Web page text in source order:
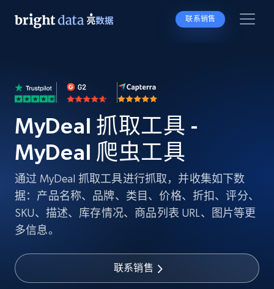
联系销售
MyDeal 抓取工具 -
MyDeal 爬虫工具
通过 MyDeal 抓取工具进行抓取，并收集如下数
据：产品名称、品牌、类目、价格、折扣、评分、
SKU、描述、库存情况、商品列表 URL、图片等更
多信息。
联系销售